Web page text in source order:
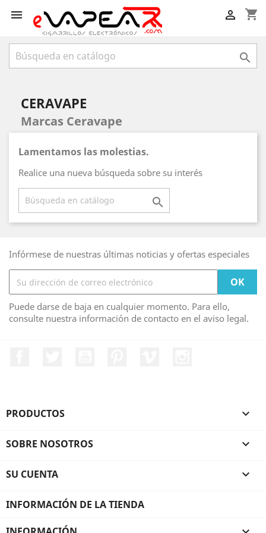
 shopping_cart


CERAVAPE
Marcas Ceravape
Lamentamos las molestias.
Realice una nueva búsqueda sobre su interés

Infórmese de nuestras últimas noticias y ofertas especiales
Puede darse de baja en cualquier momento. Para ello,
consulte nuestra información de contacto en el aviso legal.
PRODUCTOS 
SOBRE NOSOTROS 
SU CUENTA 
INFORMACIÓN DE LA TIENDA